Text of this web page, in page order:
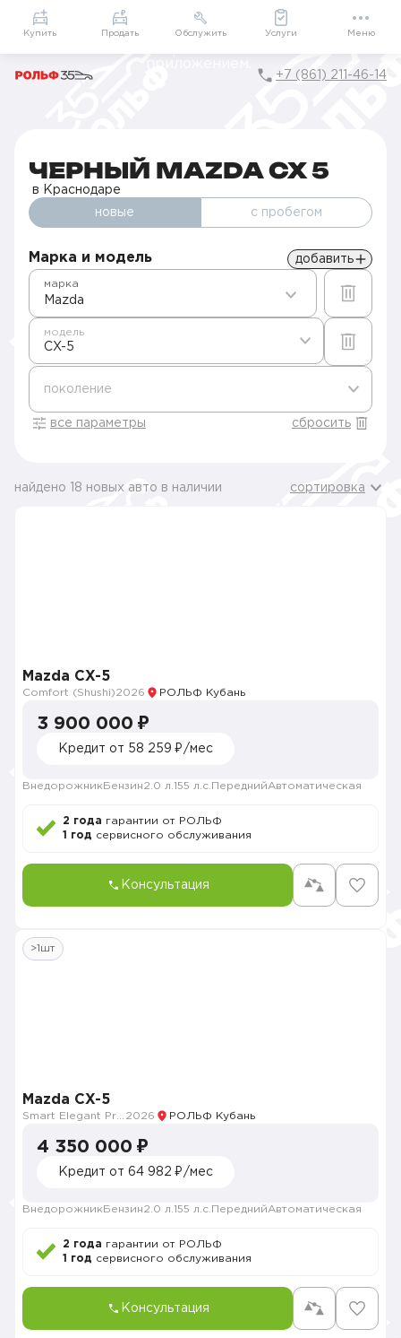
Приложение
Мой РОЛЬФ
Подарки внутри
+7 (861) 211-46-14
ЧЕРНЫЙ MAZDA CX 5
в Краснодаре
новые с пробегом
Марка и модель добавить
Mazda
марка
CX-5
модель
поколение
все параметры сбросить
найдено 18 новых авто в наличии сортировка
Mazda CX-5
Comfort (Shushi)2026 РОЛЬФ Кубань
3 900 000 ₽
Кредит от 58 259 ₽/мес
Внедорожник Бензин2.0 л. 155 л.с. ПереднийАвтоматическая
2 года гарантии от РОЛЬФ
1 год сервисного обслуживания
Консультация
>1шт
Mazda CX-5
2026 РОЛЬФ Кубань
4 350 000 ₽
Кредит от 64 982 ₽/мес
Внедорожник Бензин2.0 л. 155 л.с. ПереднийАвтоматическая
2 года гарантии от РОЛЬФ
1 год сервисного обслуживания
Консультация
Купить Продать Обслужить Услуги Меню